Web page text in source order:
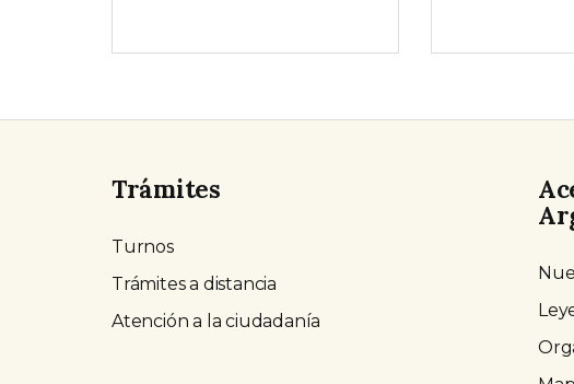
Trámites
Turnos
Trámites a distancia
Atención a la ciudadanía